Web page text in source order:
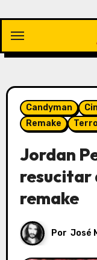
contenido
Candyman
Remake
Jordan
resucitar
remake
Por José